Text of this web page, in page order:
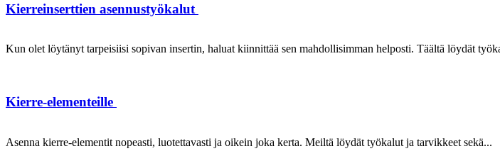
Kierreinserttien asennustyökalut
Kun olet löytänyt tarpeisiisi sopivan insertin, haluat kiinnittää sen mahdollisimman helposti. Täältä löydät
Kierre-elementeille
Asenna kierre-elementit nopeasti, luotettavasti ja oikein joka kerta. Meiltä löydät työkalut ja tarvikkeet sekä...